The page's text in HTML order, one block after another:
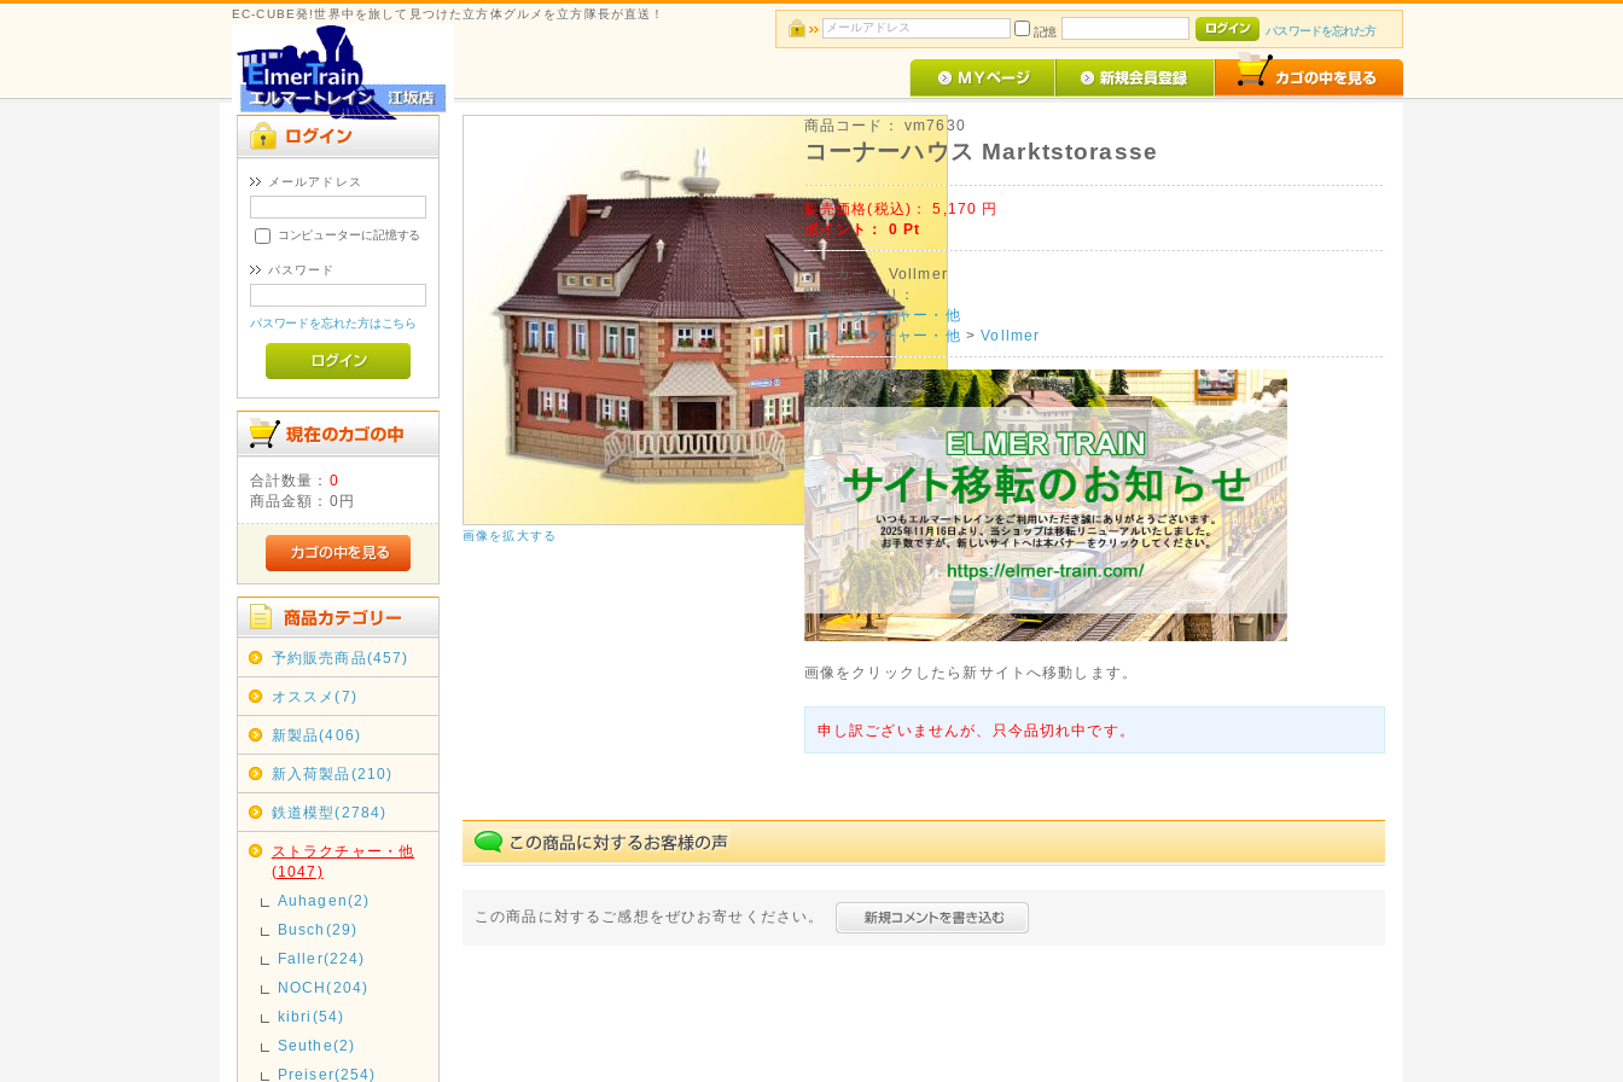
EC-CUBE発!世界中を旅して見つけた立方体グルメを立方隊長が直送！
記憶
パスワードを忘れた方
メールアドレス
コンピューターに記憶する
パスワード
パスワードを忘れた方はこちら
合計数量： 0
商品金額： 0円
予約販売商品(457)
オススメ(7)
新製品(406)
新入荷製品(210)
鉄道模型(2784)
ストラクチャー・他
(1047)
Auhagen(2)
Busch(29)
Faller(224)
NOCH(204)
kibri(54)
Seuthe(2)
Preiser(254)
画像を拡大する
商品コード： vm7630
コーナーハウス Marktstorasse
販売価格(税込)： 5,170 円
ポイント： 0 Pt
メーカー： Vollmer
関連カテゴリ：
ストラクチャー・他
ストラクチャー・他 >Vollmer
画像をクリックしたら新サイトへ移動します。
申し訳ございませんが、只今品切れ中です。
この商品に対するご感想をぜひお寄せください。